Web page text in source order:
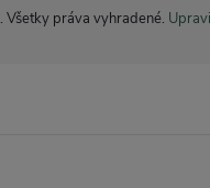
i
. Všetky práva vyhradené.